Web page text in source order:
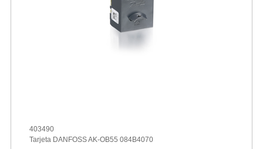
403490
Tarjeta DANFOSS AK-OB55 084B4070